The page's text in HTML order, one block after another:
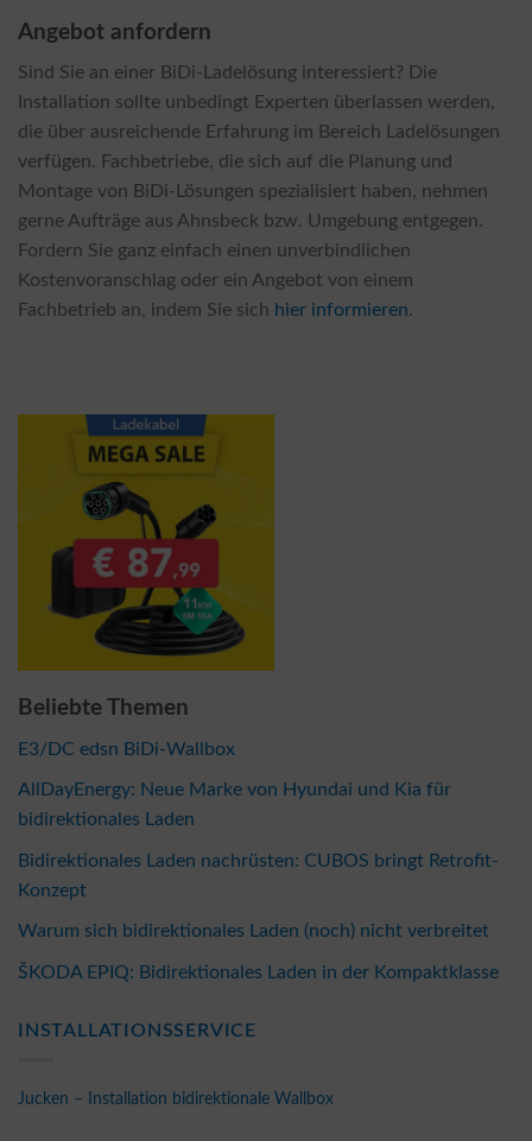
Angebot anfordern
Sind Sie an einer BiDi-Ladelösung interessiert? Die
Installation sollte unbedingt Experten überlassen werden,
die über ausreichende Erfahrung im Bereich Ladelösungen
verfügen. Fachbetriebe, die sich auf die Planung und
Montage von BiDi-Lösungen spezialisiert haben, nehmen
gerne Aufträge aus Ahnsbeck bzw. Umgebung entgegen.
Fordern Sie ganz einfach einen unverbindlichen
Kostenvoranschlag oder ein Angebot von einem
Fachbetrieb an, indem Sie sich hier informieren.
Beliebte Themen
E3/DC edsn BiDi-Wallbox
AllDayEnergy: Neue Marke von Hyundai und Kia für
bidirektionales Laden
Bidirektionales Laden nachrüsten: CUBOS bringt Retrofit-
Konzept
Warum sich bidirektionales Laden (noch) nicht verbreitet
ŠKODA EPIQ: Bidirektionales Laden in der Kompaktklasse
INSTALLATIONSSERVICE
Jucken – Installation bidirektionale Wallbox